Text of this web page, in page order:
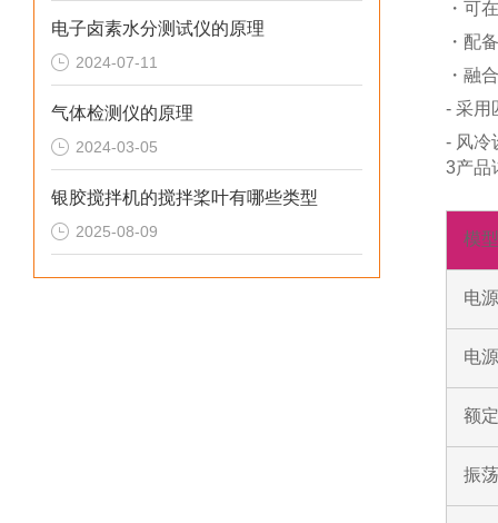
电子卤素水分测试仪的原理
2024-07-11
气体检测仪的原理
2024-03-05
银胶搅拌机的搅拌桨叶有哪些类型
2025-08-09
・可
・配
・融
- 采用
- 风冷
3产品
模型
电
电
额
振